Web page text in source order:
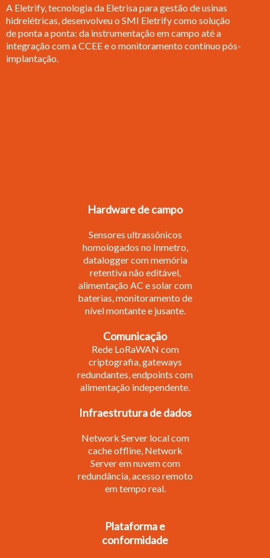
A Eletrify, tecnologia da Eletrisa para gestão de usinas
hidrelétricas, desenvolveu o SMI Eletrify como solução
de ponta a ponta: da instrumentação em campo até a
integração com a CCEE e o monitoramento contínuo pós-
implantação.
Hardware de campo
Sensores ultrassônicos
homologados no Inmetro,
datalogger com memória
retentiva não editável,
alimentação AC e solar com
baterias, monitoramento de
nível montante e jusante.
Comunicação
Rede LoRaWAN com
criptografia, gateways
redundantes, endpoints com
alimentação independente.
Infraestrutura de dados
Network Server local com
cache offline, Network
Server em nuvem com
redundância, acesso remoto
em tempo real.
Plataforma e
conformidade